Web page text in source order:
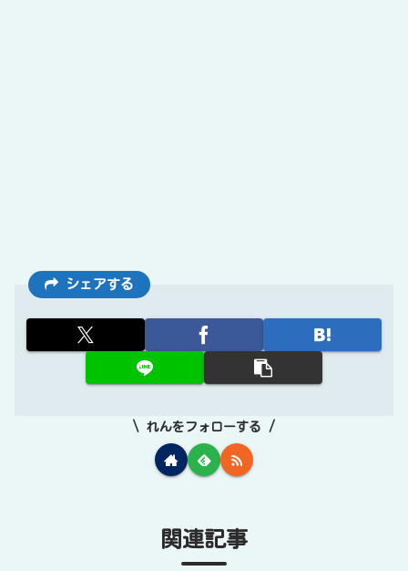
シェアする
れんをフォローする
関連記事